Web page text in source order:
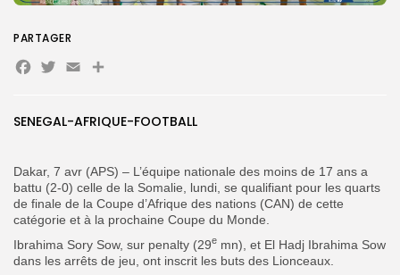
for:
SENEGAL-AFRIQUE-FOOTBALL
Dakar, 7 avr (APS) – L’équipe nationale des moins de 17 ans a
battu (2-0) celle de la Somalie, lundi, se qualifiant pour les quarts
de finale de la Coupe d’Afrique des nations (CAN) de cette
catégorie et à la prochaine Coupe du Monde.
Ibrahima Sory Sow, sur penalty (29e mn), et El Hadj Ibrahima Sow
dans les arrêts de jeu, ont inscrit les buts des Lionceaux.
PARTAGER
Facebook
Twitter
EmailPartager